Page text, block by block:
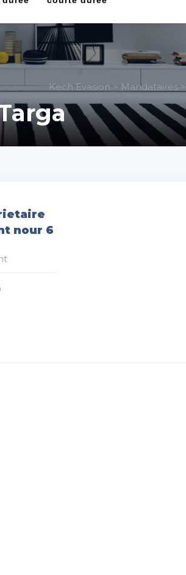
Kech Evasion > Mandataires>
nour 6